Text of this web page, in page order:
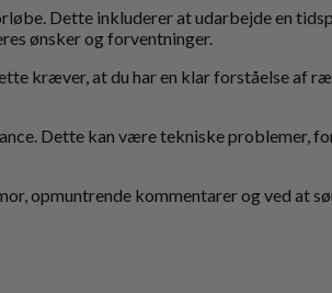
Dette inkluderer at udarbejde en
ønsker og forventninger.
kræver, at du har en klar forståelse af
Dette kan være tekniske problemer,
opmuntrende kommentarer og ved at